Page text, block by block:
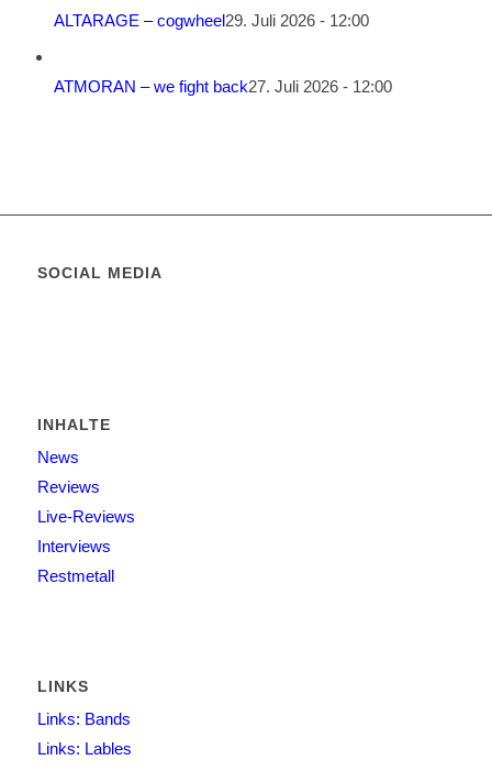
ALTARAGE – cogwheel29. Juli 2026 - 12:00
ATMORAN – we fight back27. Juli 2026 - 12:00
SOCIAL MEDIA
INHALTE
News
Reviews
Live-Reviews
Interviews
Restmetall
LINKS
Links: Bands
Links: Lables